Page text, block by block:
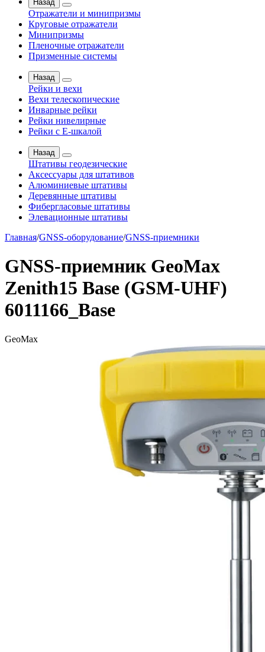
Назад
Отражатели и минипризмы
Круговые отражатели
Минипризмы
Пленочные отражатели
Призменные системы
Назад
Рейки и вехи
Вехи телескопические
Инварные рейки
Рейки нивелирные
Рейки с Е-шкалой
Назад
Штативы геодезические
Аксессуары для штативов
Алюминиевые штативы
Деревянные штативы
Фибергласовые штативы
Элевационные штативы
Главная/GNSS-оборудование/GNSS-приемники
GNSS-приемник GeoMax
Zenith15 Base (GSM-UHF)
6011166_Base
GeoMax